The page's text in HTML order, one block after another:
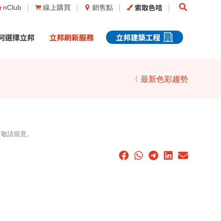
nClub 線上購買 銷售點 索取色咭 Search
選擇立邦 立邦刷新服務 立邦建築工程
〈 最新色彩趨勢
請留意。